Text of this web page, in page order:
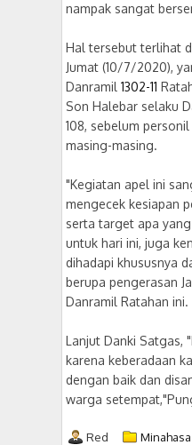
nampak sangat
Hal tersebut terlihat
Jumat (10/7/2020),
Danramil 1302-11
Son Halebar selaku
108, sebelum
masing-masing.
"Kegiatan apel ini
mengecek kesiapan
serta target apa
untuk hari ini, juga
dihadapi khususnya
berupa pengerasan
Danramil Ratahan ini.
Lanjut Danki Satgas,
karena keberadaan
dengan baik dan
warga
Red Minahasa